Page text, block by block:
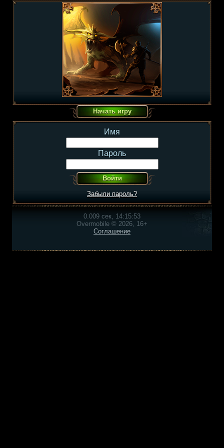
Имя
Пароль
Забыли пароль?
0.009 сек, 14:15:53
Overmobile © 2026, 16+
Соглашение